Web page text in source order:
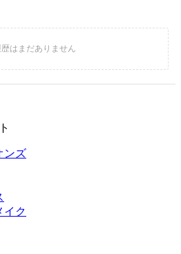
ンズ
イク